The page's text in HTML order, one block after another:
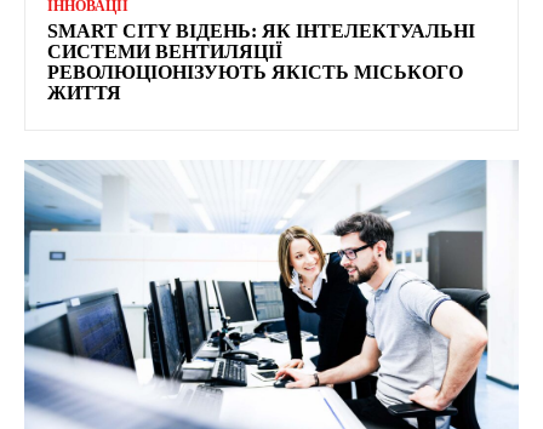
ІННОВАЦІЇ
SMART CITY ВІДЕНЬ: ЯК ІНТЕЛЕКТУАЛЬНІ
СИСТЕМИ ВЕНТИЛЯЦІЇ
РЕВОЛЮЦІОНІЗУЮТЬ ЯКІСТЬ МІСЬКОГО
ЖИТТЯ